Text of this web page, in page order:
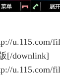
u.115.com/
[/downlink]
u.115.com/